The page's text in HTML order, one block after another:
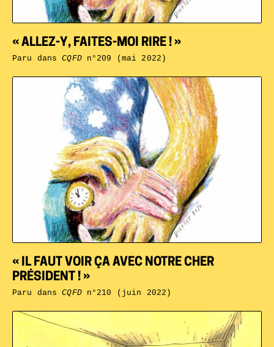
« IL FAUT VOIR ÇA AVEC NOTRE CHER
PRÉSIDENT ! »
Paru dansCQFDn°210 (juin 2022)
« ALLEZ-Y, FAITES-MOI RIRE ! »
Paru dansCQFDn°209 (mai 2022)